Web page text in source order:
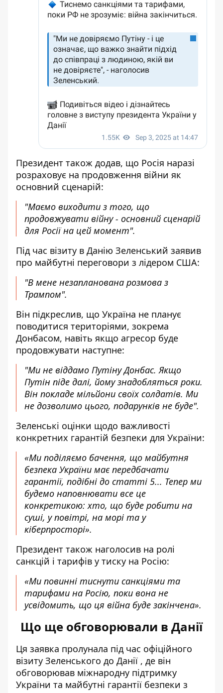
Президент також додав, що Росія наразі
розраховує на продовження війни як
основний сценарій:
"Маємо виходити з того, що
продовжувати війну - основний сценарій
для Росії на цей момент".
Під час візиту в Данію Зеленський заявив
про майбутні переговори з лідером США:
"В мене незапланована розмова з
Трампом".
Він підкреслив, що Україна не планує
поводитися територіями, зокрема
Донбасом, навіть якщо агресор буде
продовжувати наступне:
"Ми не віддамо Путіну Донбас. Якщо
Путін піде далі, йому знадобляться роки.
Він покладе мільйони своїх солдатів. Ми
не дозволимо цього, подарунків не буде".
Зеленські оцінки щодо важливості
конкретних гарантій безпеки для України:
«Ми поділяємо бачення, що майбутня
безпека України має передбачати
гарантії, подібні до статті 5... Тепер ми
будемо наповнювати все це
конкретикою: хто, що буде робити на
суші, у повітрі, на морі та у
кіберпросторі».
Президент також наголосив на ролі
санкцій і тарифів у тиску на Росію:
«Ми повинні тиснути санкціями та
тарифами на Росію, поки вона не
усвідомить, що ця війна буде закінчена».
Що ще обговорювали в Данії
Ця заявка пролунала під час офіційного
візиту Зеленського до Данії , де він
обговорював міжнародну підтримку
України та майбутні гарантії безпеки з